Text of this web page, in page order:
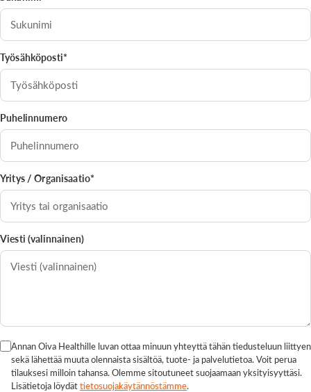
Työsähköposti*
Puhelinnumero
Yritys / Organisaatio*
Viesti (valinnainen)
Annan Oiva Healthille luvan ottaa minuun yhteyttä tähän tiedusteluun liittyen
sekä lähettää muuta olennaista sisältöä, tuote- ja palvelutietoa. Voit perua
tilauksesi milloin tahansa. Olemme sitoutuneet suojaamaan yksityisyyttäsi.
Lisätietoja löydättietosuojakäytännöstämme.